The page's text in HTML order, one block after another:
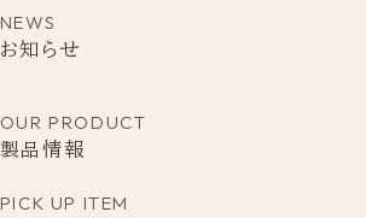
NEWS
お知らせ
OUR PRODUCT
製品情報
PICK UP ITEM